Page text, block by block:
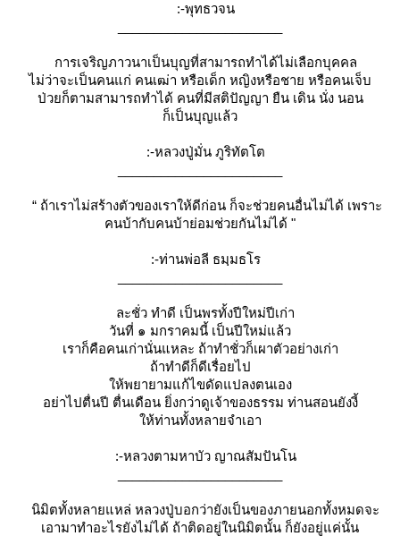
:-พุทธวจน
การเจริญภาวนาเป็นบุญที่สามารถทำได้ไม่เลือกบุคคล
ไม่ว่าจะเป็นคนแก่ คนเฒ่า หรือเด็ก หญิงหรือชาย หรือคนเจ็บ
ป่วยก็ตามสามารถทำได้ คนที่มีสติปัญญา ยืน เดิน นั่ง นอน
ก็เป็นบุญแล้ว
:-หลวงปู่มั่น ภูริทัตโต
“ ถ้าเราไม่สร้างตัวของเราให้ดีก่อน ก็จะช่วยคนอื่นไม่ได้ เพราะ
คนบ้ากับคนบ้าย่อมช่วยกันไม่ได้ "
:-ท่านพ่อลี ธมฺมธโร
ละชั่ว ทำดี เป็นพรทั้งปีใหม่ปีเก่า
วันที่ ๑ มกราคมนี้ เป็นปีใหม่แล้ว
เราก็คือคนเก่านั่นแหละ ถ้าทำชั่วก็เผาตัวอย่างเก่า
ถ้าทำดีก็ดีเรื่อยไป
ห้พยายามแก้ไขดัดแปลงตนเอง
อย่าไปตื่นปี ตื่นเดือน ยิ่งกว่าดูเจ้าของธรรม ท่านสอนยังงี้
ห้ท่านทั้งหลายจำเอา
:-หลวงตามหาบัว ญาณสัมปันโน
นิมิตทั้งหลายแหล่ หลวงปู่บอกว่ายังเป็นของภายนอกทั้งหมดจะ
เอามาทำอะไรยังไม่ได้ ถ้าติดอยู่ในนิมิตนั้น ก็ยังอยู่แค่นั้น